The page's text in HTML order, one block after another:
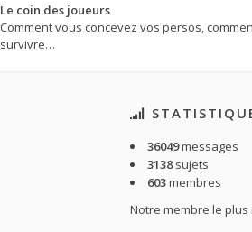
Le coin des joueurs
Comment vous concevez vos persos,
survivre…
36049messages
3138sujets
603membres
Notre membre le